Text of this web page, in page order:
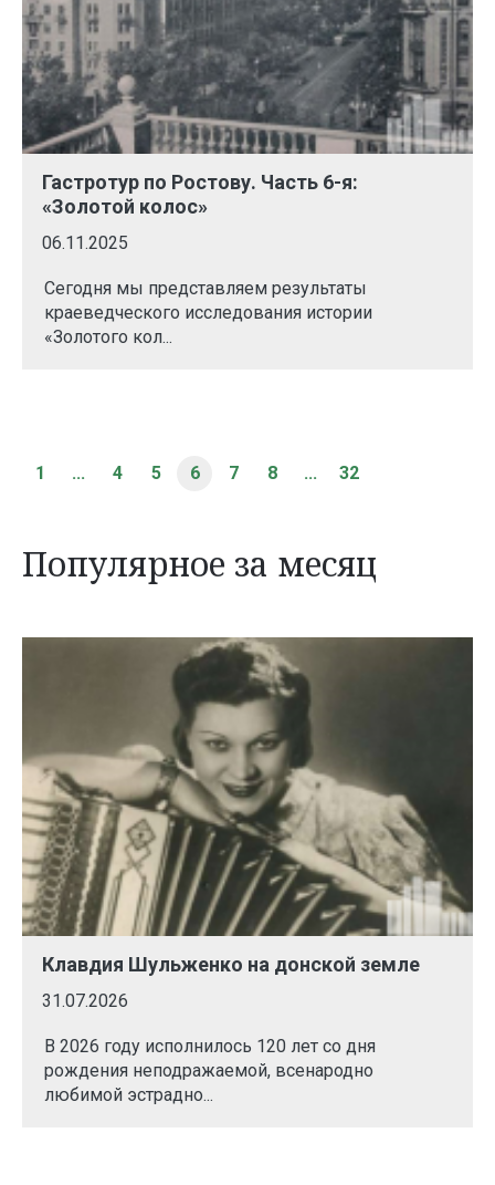
Гастротур по Ростову. Часть 6-я:
«Золотой колос»
06.11.2025
Сегодня мы представляем результаты
краеведческого исследования истории
«Золотого кол...
1 ... 4 5 6 7 8 ... 32
Популярное за месяц
Клавдия Шульженко на донской земле
31.07.2026
В 2026 году исполнилось 120 лет со дня
рождения неподражаемой, всенародно
любимой эстрадно...